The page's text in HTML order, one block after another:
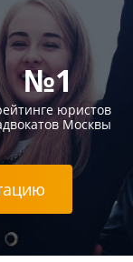
№1
юристов
Москвы